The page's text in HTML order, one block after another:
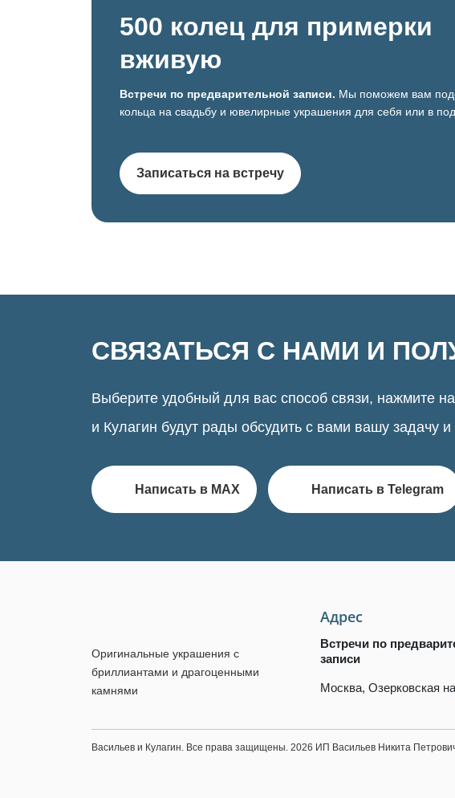
500 колец для примерки
вживую
Встречи по предварительной записи. Мы поможем вам
кольца на свадьбу и ювелирные украшения для себя или в
Записаться на встречу
СВЯЗАТЬСЯ С НАМИ И
Выберите удобный для вас способ связи, нажмите на
и Кулагин будут рады обсудить с вами вашу задачу
Написать в MAX Написать в Telegram
Оригинальные украшения с
бриллиантами и драгоценными
камнями
Адрес
Встречи по
записи
Москва, Озерковская
Васильев и Кулагин. Все права защищены. 2026 ИП Васильев Никита